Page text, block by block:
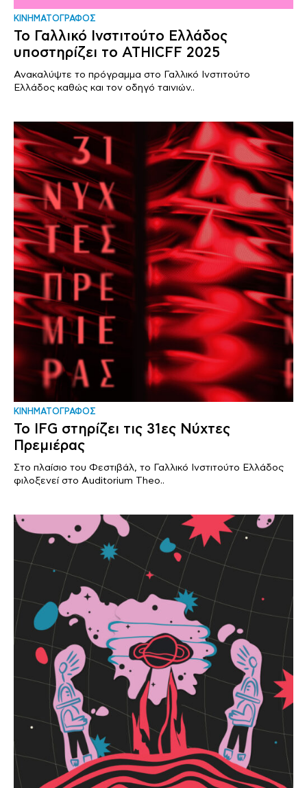
ΚΙΝΗΜΑΤΟΓΡΑΦΟΣ
Το Γαλλικό Ινστιτούτο Ελλάδος
υποστηρίζει το ΑΤΗΙCFF 2025
Ανακαλύψτε το πρόγραμμα στο Γαλλικό Ινστιτούτο
Ελλάδος καθώς και τον οδηγό ταινιών..
ΚΙΝΗΜΑΤΟΓΡΑΦΟΣ
Το IFG στηρίζει τις 31ες Νύχτες
Πρεμιέρας
Στο πλαίσιο του Φεστιβάλ, το Γαλλικό Ινστιτούτο Ελλάδος
φιλοξενεί στο Auditorium Theo..